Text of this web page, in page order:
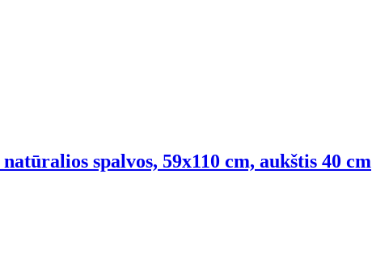
natūralios spalvos, 59x110 cm, aukštis 40 cm